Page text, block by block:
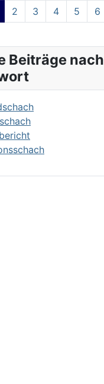
2 3 4 5 6
Beiträge nach